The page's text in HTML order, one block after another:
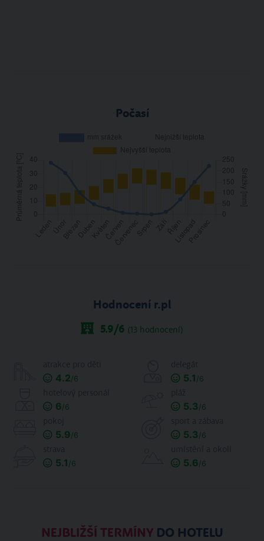
Počasí
Hodnocení r.pl
5.9/6 (13 hodnocení)
4.2/6 5.1 /6
6/6 5.3/6
5.9/6 5.3/6
5.1 /6 5.6/6
NEJBLIŽŠÍ TERMÍNYDO HOTELU